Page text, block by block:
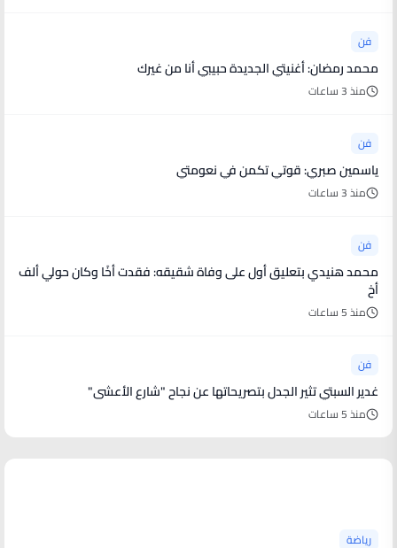
فن
محمد رمضان: أغنيتي الجديدة حبيبي أنا من غيرك
منذ 3 ساعات
فن
ياسمين صبري: قوتي تكمن في نعومتي
منذ 3 ساعات
فن
محمد هنيدي بتعليق أول على وفاة شقيقه: فقدت أخًا وكان حولي ألف
أخ
منذ 5 ساعات
فن
غدير السبتي تثير الجدل بتصريحاتها عن نجاح "شارع الأعشى"
منذ 5 ساعات
رياضة